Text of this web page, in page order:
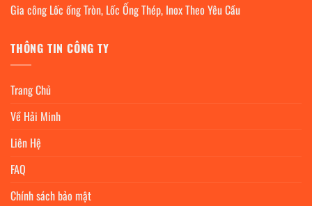
Gia công Lốc ống Tròn, Lốc Ống Thép, Inox Theo Yêu Cầu
THÔNG TIN CÔNG TY
Trang Chủ
Về Hải Minh
Liên Hệ
FAQ
Chính sách bảo mật